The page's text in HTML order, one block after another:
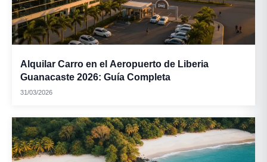
Alquilar Carro en el Aeropuerto de Liberia
Guanacaste 2026: Guía Completa
31/03/2026